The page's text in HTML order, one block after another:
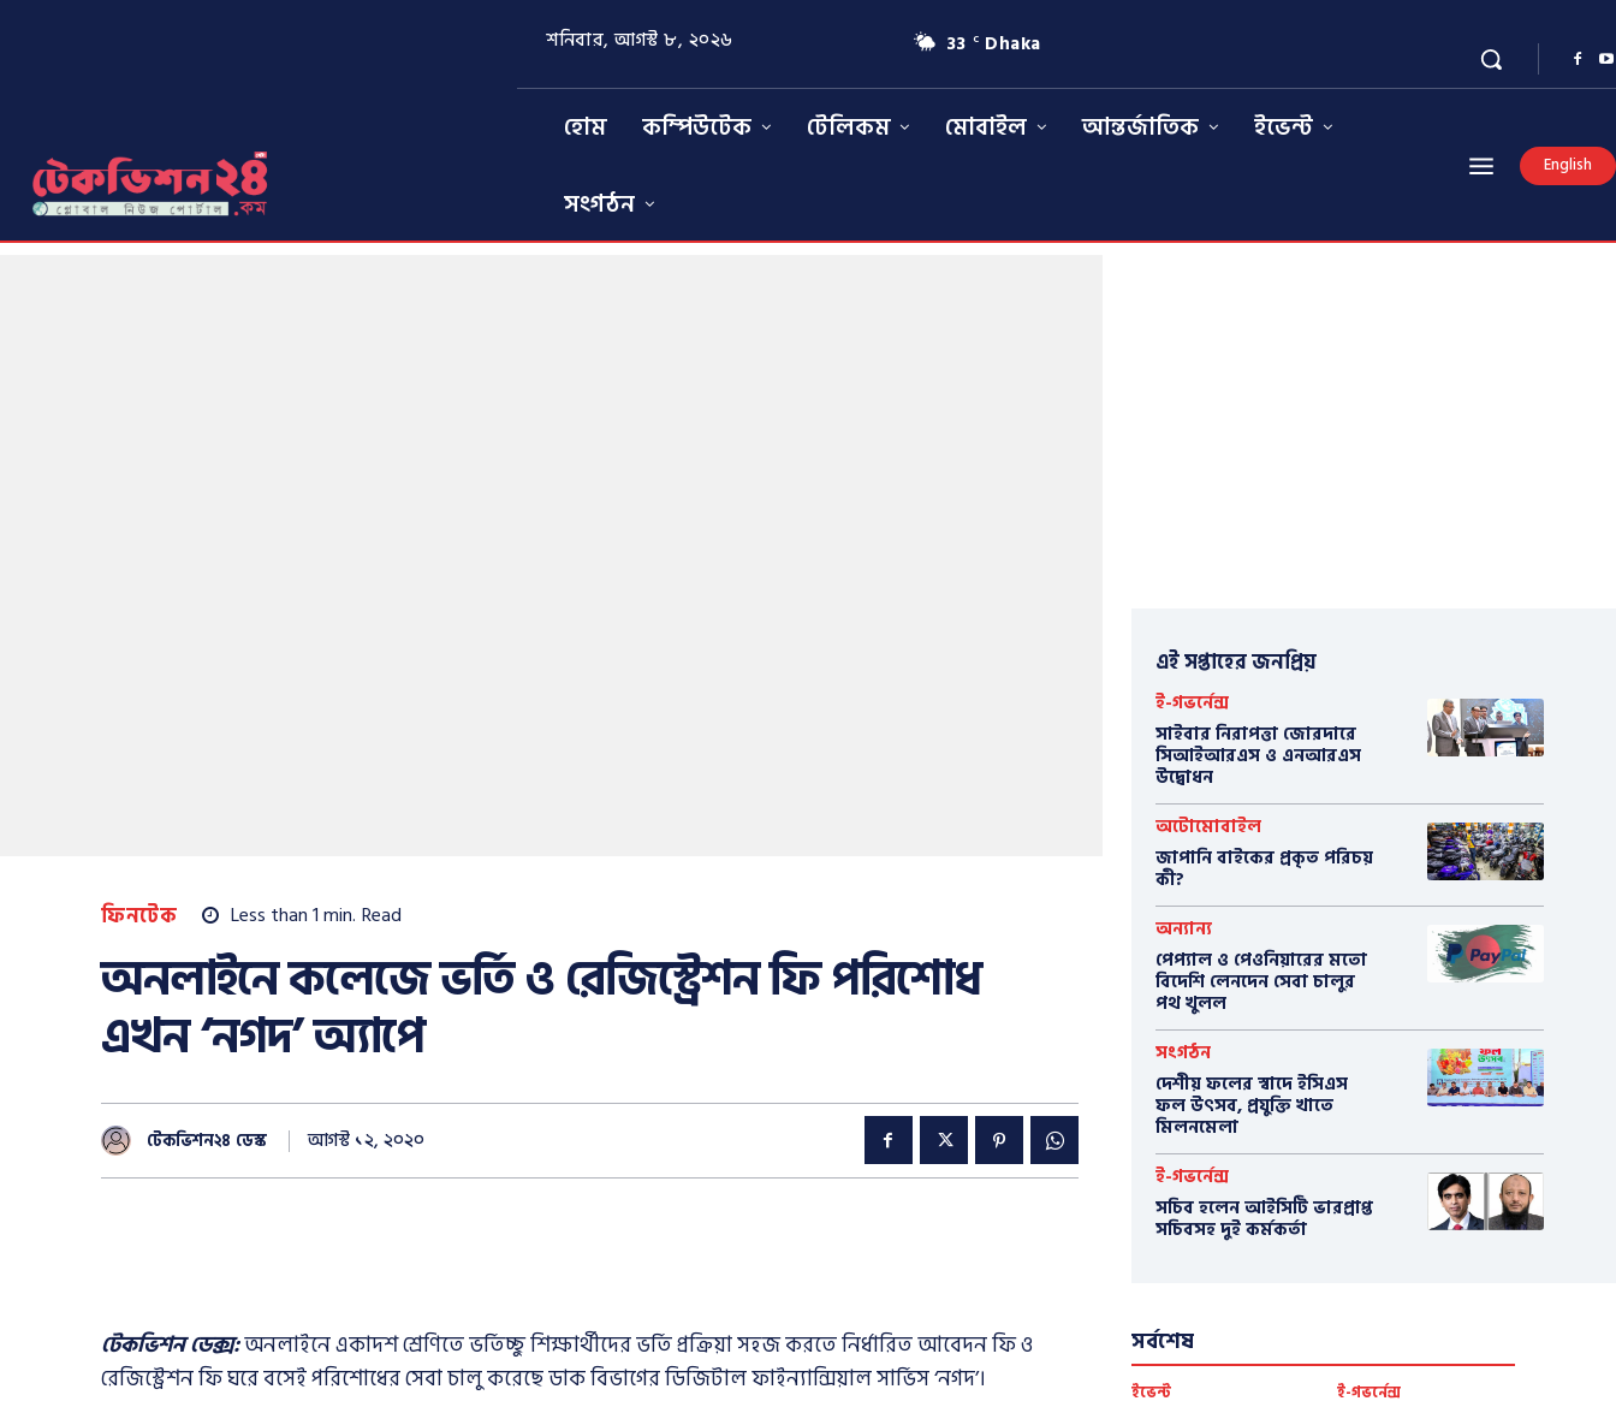
শনিবার, আগস্ট ৮, ২০২৬ 33 C Dhaka
হোম কম্পিউটেক টেলিকম মোবাইল আন্তর্জাতিক
ইভেন্ট
সংগঠন
English
ফিনটেক Less than 1min. Read
অনলাইনে কলেজে ভর্তি ও রেজিস্ট্রেশন ফি পরিশোধ
এখন ‘নগদ’ অ্যাপে
টেকভিশন২৪ ডেস্ক আগস্ট ১২, ২০২০
টেকভিশন ডেক্স:অনলাইনে একাদশ শ্রেণিতে ভর্তিচ্ছু শিক্ষার্থীদের ভর্তি প্রক্রিয়া সহজ করতে নির্ধারিত আবেদন ফি ও
রেজিস্ট্রেশন ফি ঘরে বসেই পরিশোধের সেবা চালু করেছে ডাক বিভাগের ডিজিটাল ফাইন্যান্সিয়াল সার্ভিস ‘নগদ’।
এই সপ্তাহের জনপ্রিয়
ই-গভর্নেন্স
সাইবার নিরাপত্তা জোরদারে
সিআইআরএস ও এনআরএস
উদ্বোধন
অটোমোবাইল
​জাপানি বাইকের প্রকৃত পরিচয়
কী?
অন্যান্য
পেপ্যাল ও পেওনিয়ারের মতো
বিদেশি লেনদেন সেবা চালুর
পথ খুলল
সংগঠন
দেশীয় ফলের স্বাদে ইসিএস
ফল উৎসব, প্রযুক্তি খাতে
মিলনমেলা
ই-গভর্নেন্স
সচিব হলেন আইসিটি ভারপ্রাপ্ত
সচিবসহ দুই কর্মকর্তা
সর্বশেষ
ইভেন্ট ই-গভর্নেন্স